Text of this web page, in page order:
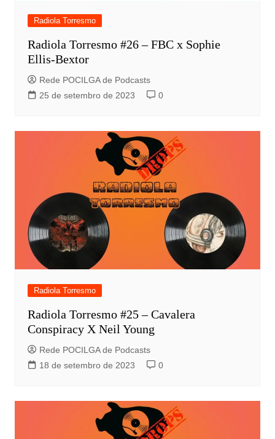
Radiola Torresmo
Radiola Torresmo #26 – FBC x Sophie
Ellis-Bextor
Rede POCILGA de Podcasts
25 de setembro de 2023
0
Radiola Torresmo
Radiola Torresmo #25 – Cavalera
Conspiracy X Neil Young
Rede POCILGA de Podcasts
18 de setembro de 2023
0